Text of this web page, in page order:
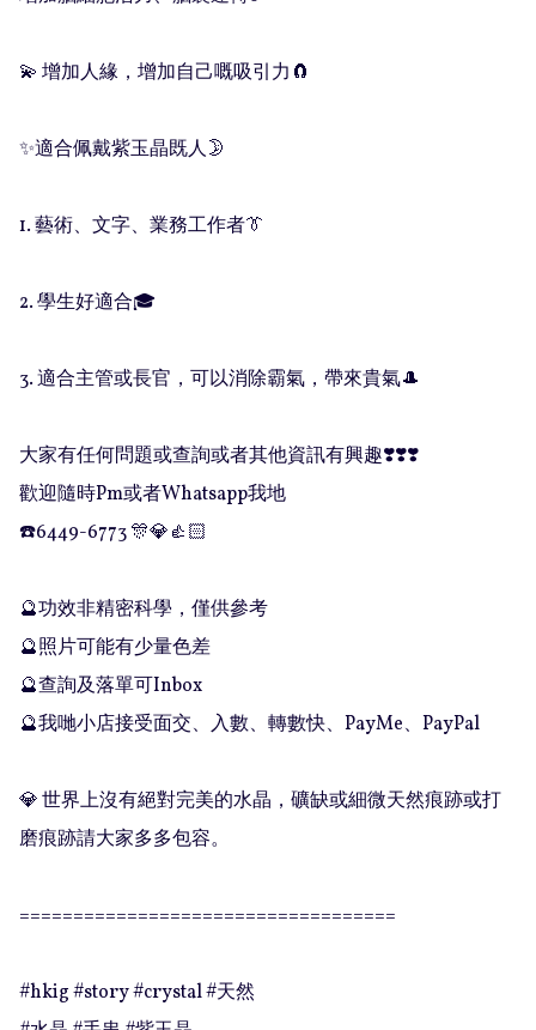
💫 增加人緣，增加自己嘅吸引力🧲
✨適合佩戴紫玉晶既人🌛
1. 藝術、文字、業務工作者👔
2. 學生好適合🎓
3. 適合主管或長官，可以消除霸氣，帶來貴氣🎩
大家有任何問題或查詢或者其他資訊有興趣❣️❣️❣️
歡迎隨時Pm或者Whatsapp我地
☎️6449-6773 🎊💎👍🏻
🔮功效非精密科學，僅供參考
🔮照片可能有少量色差
🔮查詢及落單可Inbox
🔮我哋小店接受面交、入數、轉數快、PayMe、PayPal
💎 世界上沒有絕對完美的水晶，礦缺或細微天然痕跡或打
磨痕跡請大家多多包容。
===================================
#hkig #story #crystal #天然